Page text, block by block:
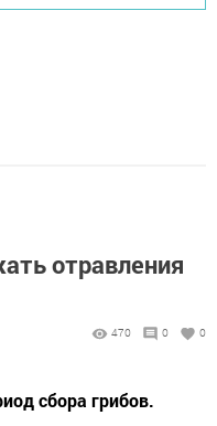
отравления
470 0 0
сбора грибов.